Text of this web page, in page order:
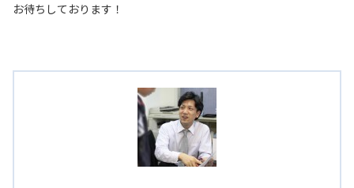
お待ちしております！